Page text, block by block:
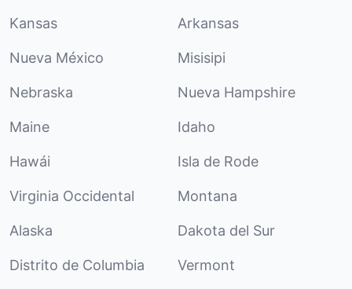
Kansas Arkansas
Nueva México Misisipi
Nebraska Nueva Hampshire
Maine Idaho
Hawái Isla de Rode
Virginia Occidental Montana
Alaska Dakota del Sur
Distrito de Columbia Vermont